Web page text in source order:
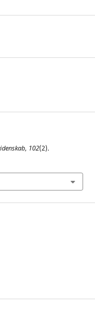
, 102(2).